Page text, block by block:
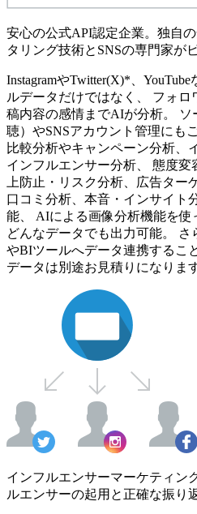
安心の公式API認定企業。独自
タリング技術とSNSの専門家が
InstagramやTwitter(X)*、
ルデータだけではなく、 フォ
稿内容の感情までAIが分析。 ソ
聴）やSNSアカウント管理にも
比較分析やキャンペーン分析、
インフルエンサー分析、 態度
上防止・リスク分析、広告ター
口コミ分析、本音・インサイト
能、 AIによる画像分析機能を
どんなデータでも出力可能。
やBIツールへデータ連携するこ
データは別途お見積りになります
インフルエンサーマーケティン
ルエンサーの起用と正確な振り